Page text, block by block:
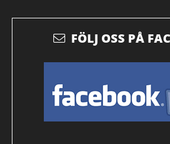
FÖLJ OSS PÅ